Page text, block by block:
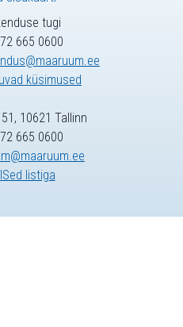
tugi
665 0600
küsimused
10621 Tallinn
665 0600
listiga